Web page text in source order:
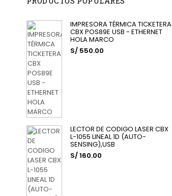
IMPRESORA TÉRMICA TICKETERA
CBX POS89E USB - ETHERNET
HOLA MARCO
S/ 550.00
LECTOR DE CODIGO LASER CBX
L-1055 LINEAL 1D (AUTO-
SENSING),USB
S/ 160.00